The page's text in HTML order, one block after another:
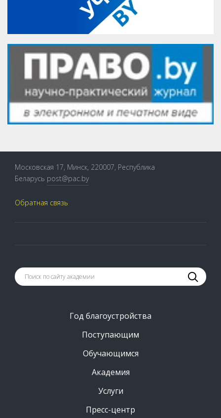
Московская 17, Минск, 220007, Республика
Беларусь post@pac.by
Обратная связь
Год благоустройства
Поступающим
Обучающимся
Академия
Услуги
Пресс-центр